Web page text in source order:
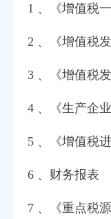
称号
执照进入园区市场
办公司
法制建设
暨纪检监察工作会议精
业执照大讨论活动
公司荣辱观
场
指导
1 、《增值税
2 、《增值税
3 、《增值税
4 、《生产企
5 、《增值税
6 、财务报表
7 、《重点税